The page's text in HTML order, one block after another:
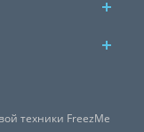
техники FreezMe